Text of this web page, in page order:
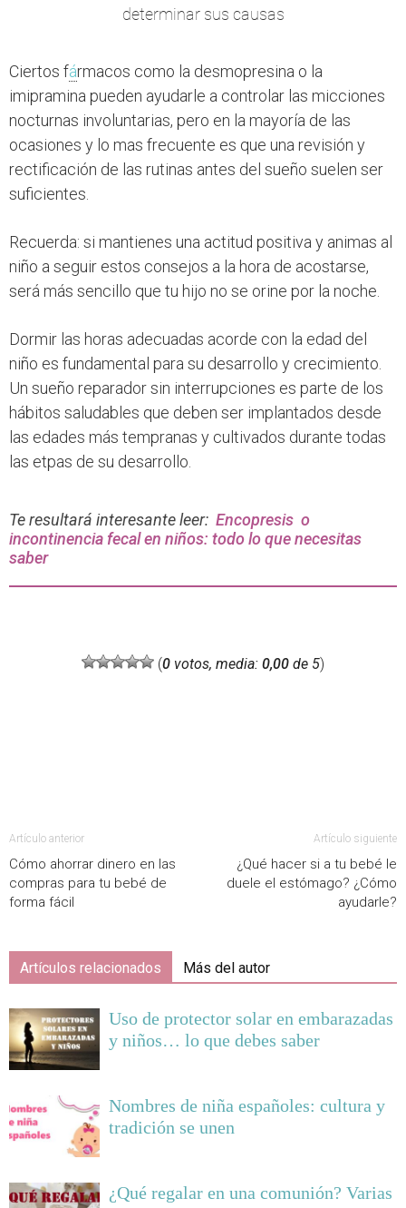
determinar sus causas
Ciertos fármacos como la desmopresina o la
imipramina pueden ayudarle a controlar las micciones
nocturnas involuntarias, pero en la mayoría de las
ocasiones y lo mas frecuente es que una revisión y
rectificación de las rutinas antes del sueño suelen ser
suficientes.
Recuerda: si mantienes una actitud positiva y animas al
niño a seguir estos consejos a la hora de acostarse,
será más sencillo que tu hijo no se orine por la noche.
Dormir las horas adecuadas acorde con la edad del
niño es fundamental para su desarrollo y crecimiento.
Un sueño reparador sin interrupciones es parte de los
hábitos saludables que deben ser implantados desde
las edades más tempranas y cultivados durante todas
las etpas de su desarrollo.
Te resultará interesante leer: Encopresis o
incontinencia fecal en niños: todo lo que necesitas
saber
(0 votos, media: 0,00 de 5)
Artículo anterior
Cómo ahorrar dinero en las
compras para tu bebé de
forma fácil
Artículo siguiente
¿Qué hacer si a tu bebé le
duele el estómago? ¿Cómo
ayudarle?
Artículos relacionados Más del autor
Uso de protector solar en embarazadas
y niños… lo que debes saber
Nombres de niña españoles: cultura y
tradición se unen
¿Qué regalar en una comunión? Varias